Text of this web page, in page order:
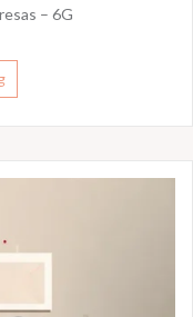
– 6G